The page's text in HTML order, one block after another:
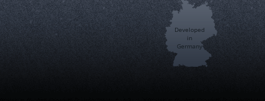
Developed
in
Germany